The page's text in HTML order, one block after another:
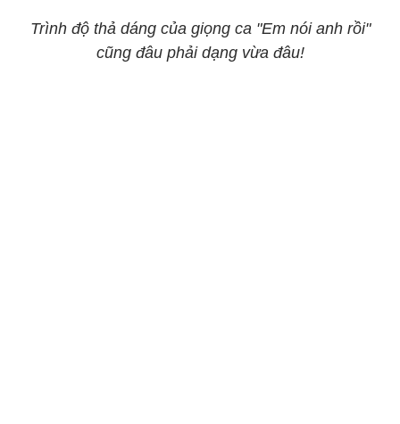
Trình độ thả dáng của giọng ca "Em nói anh rồi"
cũng đâu phải dạng vừa đâu!